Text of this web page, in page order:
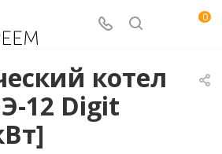
0
котел
12 Digit